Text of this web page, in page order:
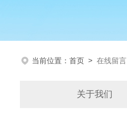
当前位置： 首页 > 在线留言
关于我们